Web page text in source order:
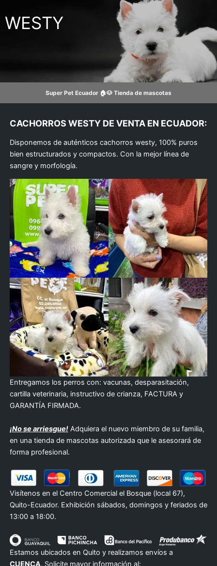
contenido
WESTY
Super Pet Ecuador 🏠🐶 Tienda de mascotas
CACHORROS WESTY DE VENTA EN ECUADOR:
Disponemos de auténticos cachorros westy, 100% puros
bien estructurados y compactos. Con la mejor línea de
sangre y morfología.
Entregamos los perros con: vacunas, desparasitación,
cartilla veterinaria, instructivo de crianza, FACTURA y
GARANTÍA FIRMADA.
¡No se arriesgue! Adquiera el nuevo miembro de su familia,
en una tienda de mascotas autorizada que le asesorará de
forma profesional.
Visítenos en el Centro Comercial el Bosque (local 67),
Quito-Ecuador. Exhibición sábados, domingos y feriados de
13:00 a 18:00.
Estamos ubicados en Quito y realizamos envíos a
CUENCA. Solicite mayor información al: